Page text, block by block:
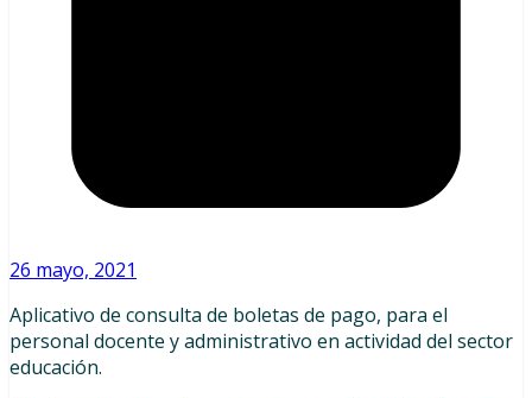
26 mayo, 2021
Aplicativo de consulta de boletas de pago, para el
personal docente y administrativo en actividad del sector
educación.